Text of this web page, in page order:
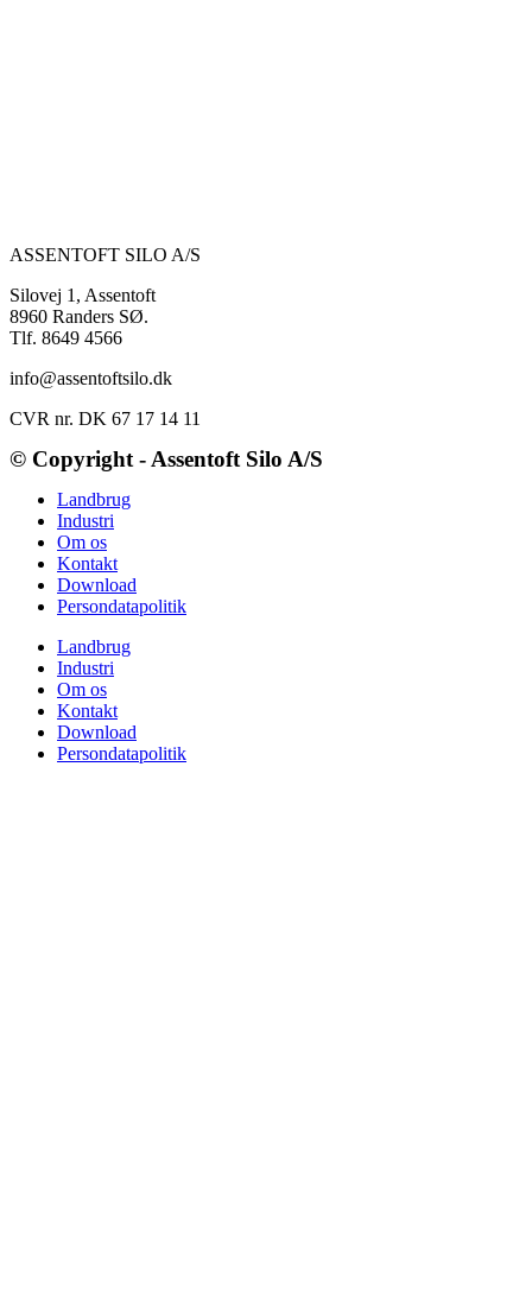
ASSENTOFT SILO A/S
Silovej 1, Assentoft
8960 Randers SØ.
Tlf. 8649 4566
info@assentoftsilo.dk
CVR nr. DK 67 17 14 11
© Copyright - Assentoft Silo A/S
Landbrug
Industri
Om os
Kontakt
Download
Persondatapolitik
Landbrug
Industri
Om os
Kontakt
Download
Persondatapolitik